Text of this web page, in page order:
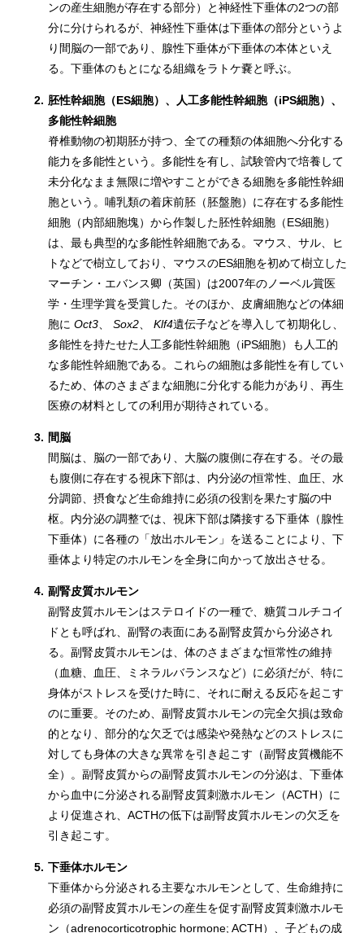
ンの産生細胞が存在する部分）と神経性下垂体の2つの部
分に分けられるが、神経性下垂体は下垂体の部分というよ
り間脳の一部であり、腺性下垂体が下垂体の本体といえ
る。下垂体のもとになる組織をラトケ嚢と呼ぶ。
2. 胚性幹細胞（ES細胞）、人工多能性幹細胞（iPS細胞）、
多能性幹細胞
脊椎動物の初期胚が持つ、全ての種類の体細胞へ分化する
能力を多能性という。多能性を有し、試験管内で培養して
未分化なまま無限に増やすことができる細胞を多能性幹細
胞という。哺乳類の着床前胚（胚盤胞）に存在する多能性
細胞（内部細胞塊）から作製した胚性幹細胞（ES細胞）
は、最も典型的な多能性幹細胞である。マウス、サル、ヒ
トなどで樹立しており、マウスのES細胞を初めて樹立した
マーチン・エバンス卿（英国）は2007年のノーベル賞医
学・生理学賞を受賞した。そのほか、皮膚細胞などの体細
胞にOct3 、Sox2 、Klf4遺伝子などを導入して初期化し、
多能性を持たせた人工多能性幹細胞（iPS細胞）も人工的
な多能性幹細胞である。これらの細胞は多能性を有してい
るため、体のさまざまな細胞に分化する能力があり、再生
医療の材料としての利用が期待されている。
3. 間脳
間脳は、脳の一部であり、大脳の腹側に存在する。その最
も腹側に存在する視床下部は、内分泌の恒常性、血圧、水
分調節、摂食など生命維持に必須の役割を果たす脳の中
枢。内分泌の調整では、視床下部は隣接する下垂体（腺性
下垂体）に各種の「放出ホルモン」を送ることにより、下
垂体より特定のホルモンを全身に向かって放出させる。
4. 副腎皮質ホルモン
副腎皮質ホルモンはステロイドの一種で、糖質コルチコイ
ドとも呼ばれ、副腎の表面にある副腎皮質から分泌され
る。副腎皮質ホルモンは、体のさまざまな恒常性の維持
（血糖、血圧、ミネラルバランスなど）に必須だが、特に
身体がストレスを受けた時に、それに耐える反応を起こす
のに重要。そのため、副腎皮質ホルモンの完全欠損は致命
的となり、部分的な欠乏では感染や発熱などのストレスに
対しても身体の大きな異常を引き起こす（副腎皮質機能不
全）。副腎皮質からの副腎皮質ホルモンの分泌は、下垂体
から血中に分泌される副腎皮質刺激ホルモン（ACTH）に
より促進され、ACTHの低下は副腎皮質ホルモンの欠乏を
引き起こす。
5. 下垂体ホルモン
下垂体から分泌される主要なホルモンとして、生命維持に
必須の副腎皮質ホルモンの産生を促す副腎皮質刺激ホルモ
ン（adrenocorticotrophic hormone; ACTH）、子どもの成